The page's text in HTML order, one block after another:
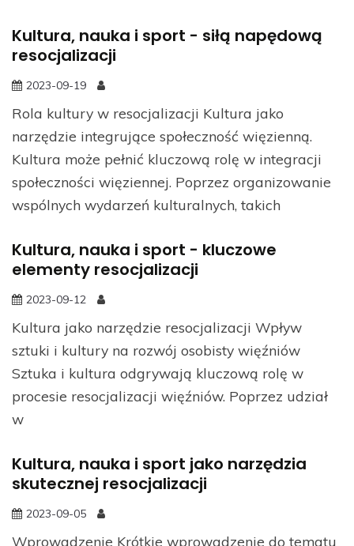
Kultura, nauka i sport - siłą napędową
resocjalizacji
2023-09-19
Rola kultury w resocjalizacji Kultura jako
narzędzie integrujące społeczność więzienną.
Kultura może pełnić kluczową rolę w integracji
społeczności więziennej. Poprzez organizowanie
wspólnych wydarzeń kulturalnych, takich
Kultura, nauka i sport - kluczowe
elementy resocjalizacji
2023-09-12
Kultura jako narzędzie resocjalizacji Wpływ
sztuki i kultury na rozwój osobisty więźniów
Sztuka i kultura odgrywają kluczową rolę w
procesie resocjalizacji więźniów. Poprzez udział
w
Kultura, nauka i sport jako narzędzia
skutecznej resocjalizacji
2023-09-05
Wprowadzenie Krótkie wprowadzenie do tematu